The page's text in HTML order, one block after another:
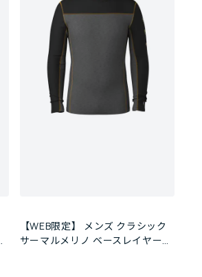
【WEB限定】 メンズ クラシック
サーマルメリノ ベースレイヤー